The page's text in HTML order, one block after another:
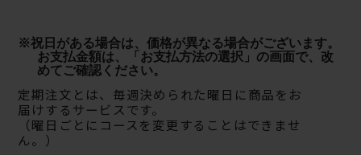
※祝日がある場合は、価格が異なる場合がございます。
お支払金額は、「お支払方法の選択」の画面で、改
めてご確認ください。
定期注文とは、毎週決められた曜日に商品をお
届けするサービスです。
（曜日ごとにコースを変更することはできませ
ん。）